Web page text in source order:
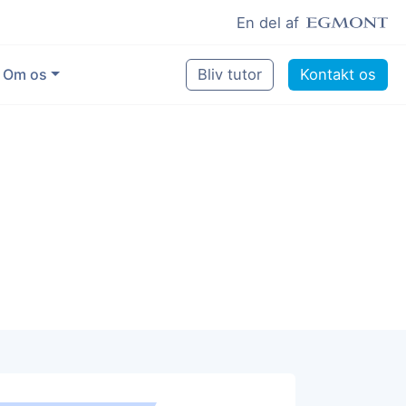
En del af
Om os Bliv tutor Kontakt os